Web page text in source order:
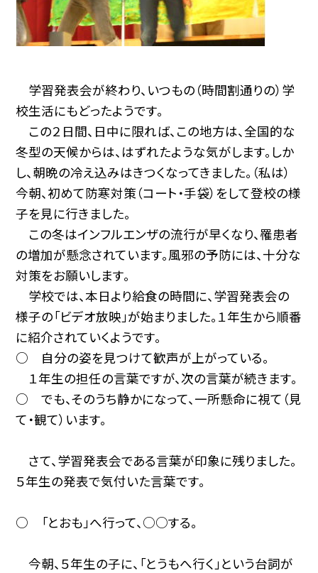
学習発表会が終わり、いつもの（時間割通りの）学
校生活にもどったようです。
この２日間、日中に限れば、この地方は、全国的な
冬型の天候からは、はずれたような気がします。しか
し、朝晩の冷え込みはきつくなってきました。（私は）
今朝、初めて防寒対策（コート・手袋）をして登校の様
子を見に行きました。
この冬はインフルエンザの流行が早くなり、罹患者
の増加が懸念されています。風邪の予防には、十分な
対策をお願いします。
学校では、本日より給食の時間に、学習発表会の
様子の「ビデオ放映」が始まりました。１年生から順番
に紹介されていくようです。
○ 自分の姿を見つけて歓声が上がっている。
１年生の担任の言葉ですが、次の言葉が続きます。
○ でも、そのうち静かになって、一所懸命に視て（見
て・観て）います。
さて、学習発表会である言葉が印象に残りました。
５年生の発表で気付いた言葉です。
○ 「とおも」へ行って、○○する。
今朝、５年生の子に、「とうもへ行く」という台詞が